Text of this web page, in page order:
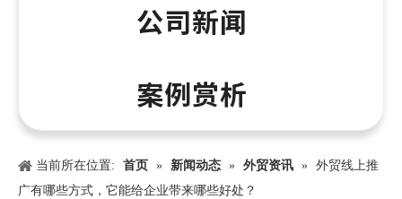
公司新闻
案例赏析
当前所在位置: 首页 » 新闻动态 » 外贸资讯 » 外贸线上推
广有哪些方式，它能给企业带来哪些好处？